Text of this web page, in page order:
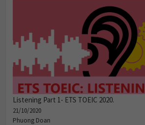
Listening Part 1- ETS TOEIC 2020.
21/10/2020
Phuong Doan